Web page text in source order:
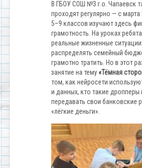
В ГБОУ СОШ №3 г.о. Чапаевск
проходят регулярно — с марта
5–9 классов изучают здесь
грамотность . На уроках
реальные жизненные
распределять семейный
грамотно тратить . Но в этот
занятие на тему«Тёмная
том, как нейросети
и данных, кто такие дропперы
передавать свои банковские
«лёгкие деньги».